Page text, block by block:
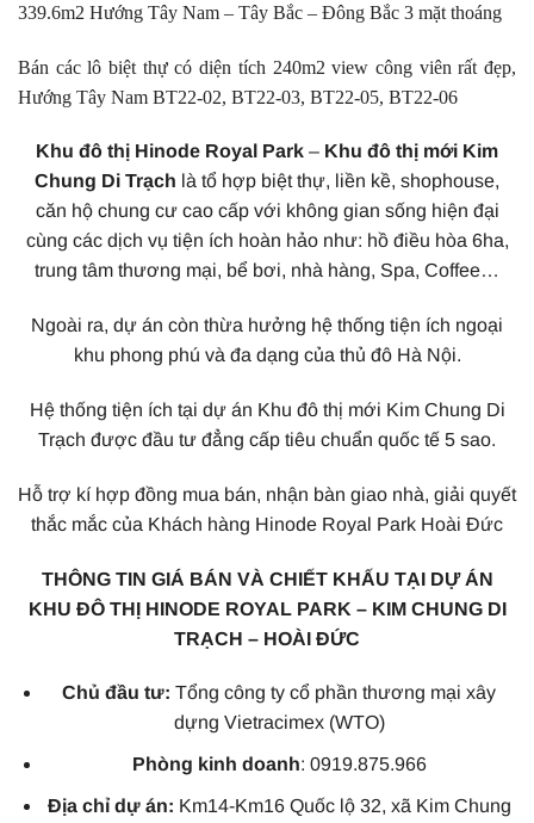
339.6m2 Hướng Tây Nam – Tây Bắc – Đông Bắc 3 mặt thoáng
Bán các lô biệt thự có diện tích 240m2 view công viên rất đẹp,
Hướng Tây Nam BT22-02, BT22-03, BT22-05, BT22-06
Khu đô thị Hinode Royal Park – Khu đô thị mới Kim
Chung Di Trạch là tổ hợp biệt thự, liền kề, shophouse,
căn hộ chung cư cao cấp với không gian sống hiện đại
cùng các dịch vụ tiện ích hoàn hảo như: hồ điều hòa 6ha,
trung tâm thương mại, bể bơi, nhà hàng, Spa, Coffee…
Ngoài ra, dự án còn thừa hưởng hệ thống tiện ích ngoại
khu phong phú và đa dạng của thủ đô Hà Nội.
Hệ thống tiện ích tại dự án Khu đô thị mới Kim Chung Di
Trạch được đầu tư đẳng cấp tiêu chuẩn quốc tế 5 sao.
Hỗ trợ kí hợp đồng mua bán, nhận bàn giao nhà, giải quyết
thắc mắc của Khách hàng Hinode Royal Park Hoài Đức
THÔNG TIN GIÁ BÁN VÀ CHIẾT KHẤU TẠI DỰ ÁN
KHU ĐÔ THỊ HINODE ROYAL PARK – KIM CHUNG DI
TRẠCH – HOÀI ĐỨC
Chủ đầu tư: Tổng công ty cổ phần thương mại xây
dựng Vietracimex (WTO)
Phòng kinh doanh: 0919.875.966
Địa chỉ dự án: Km14-Km16 Quốc lộ 32, xã Kim Chung